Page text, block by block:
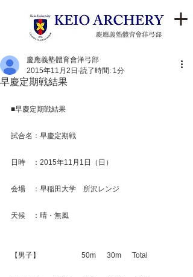
早慶定期戦結果
慶應義塾體育會洋弓部
2015年11月2日 読了時間: 1分
■早慶定期戦結果
試合名：早慶定期戦
日時　：2015年11月1日（日）
会場　：早稲田大学　所沢レンジ
天候　：晴・無風
【男子】　　　　　   50m　  30m　  Total